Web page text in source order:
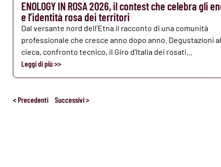
ENOLOGY IN ROSA 2026, il contest che celebra gli
e l’identità rosa dei territori
Dal versante nord dell'Etna il racconto di una comunità
professionale che cresce anno dopo anno. Degustazioni
cieca, confronto tecnico, il Giro d'Italia dei rosati...
Leggi di più >>
< Precedenti Successivi >